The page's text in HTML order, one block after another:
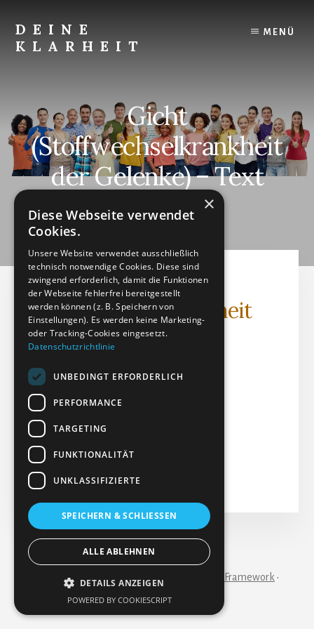
content
DEINE
KLARHEIT
Klarheit.
MENÜ
Gicht
(Stoffwechselkrankheit
der Gelenke) – Text
SEPTEMBER 3, 2023
Gicht
(Stoffwechselkrankheit
der Gelenke) - Text
Textdatei (PDF)
Dateigröße: 153.35 KB
Erstellt: 03-09-2023
Aktualisiert: 14-02-2024
Treffer: 232
Herunterladen
KONTAKT
Copyright © 2026 · Genesis Framework ·
WordPress·Anmelden
×
Diese Webseite verwendet
Cookies.
Unsere Website verwendet ausschließlich
technisch notwendige Cookies. Diese sind
zwingend erforderlich, damit die Funktionen
der Webseite fehlerfrei bereitgestellt
werden können (z. B. Speichern von
Einstellungen). Es werden keine Marketing-
oder Tracking-Cookies eingesetzt.
Datenschutzrichtlinie
UNBEDINGT ERFORDERLICH
PERFORMANCE
TARGETING
FUNKTIONALITÄT
UNKLASSIFIZIERTE
SPEICHERN & SCHLIESSEN
ALLE ABLEHNEN
DETAILS ANZEIGEN
POWERED BY COOKIESCRIPT